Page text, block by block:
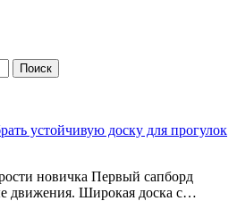
устойчивую доску для прогулок
новичка Первый сапборд
движения. Широкая доска с…